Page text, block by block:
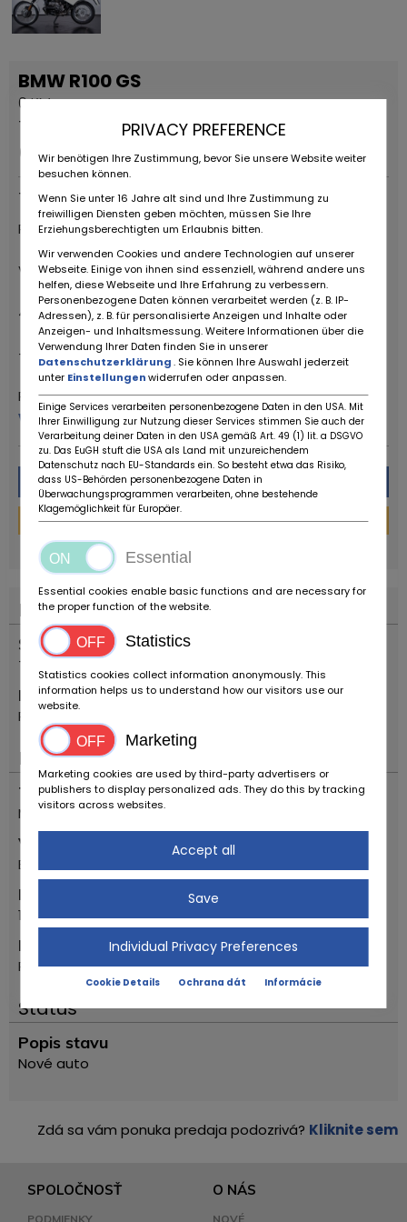
BMW R100 GS
0 KM
Trvalá reklama
Cena na vyžiadanie
Typ poskytovateľa
RUOTE DA SOGNO S.R.L
Via Daniele da Torricella, 29
42122 Reggio Emilia
+39 0522 268511
Ruote da Sogno
viac od tohto predajcu
Správa
Finančná kalkulačka
Poloha
Štát
Taliansko
Poloha
Reggio Emilia
Dôležité
Typ vozidla
Motocykle
Vytvoriť
BMW
Prvý registračný rok
1988
Model
R100 GS
Status
Popis stavu
Nové auto
Zdá sa vám ponuka predaja podozrivá? Kliknite sem
SPOLOČNOSŤ
PODMIENKY
O NÁS
NOVÉ
PRIVACY PREFERENCE
Wir benötigen Ihre Zustimmung, bevor Sie unsere Website weiter
besuchen können.
Wenn Sie unter 16 Jahre alt sind und Ihre Zustimmung zu
freiwilligen Diensten geben möchten, müssen Sie Ihre
Erziehungsberechtigten um Erlaubnis bitten.
Wir verwenden Cookies und andere Technologien auf unserer
Webseite. Einige von ihnen sind essenziell, während andere uns
helfen, diese Webseite und Ihre Erfahrung zu verbessern.
Personenbezogene Daten können verarbeitet werden (z. B. IP-
Adressen), z. B. für personalisierte Anzeigen und Inhalte oder
Anzeigen- und Inhaltsmessung. Weitere Informationen über die
Verwendung Ihrer Daten finden Sie in unserer
Datenschutzerklärung. Sie können Ihre Auswahl jederzeit
unter Einstellungenwiderrufen oder anpassen.
Einige Services verarbeiten personenbezogene Daten in den USA. Mit
Ihrer Einwilligung zur Nutzung dieser Services stimmen Sie auch der
Verarbeitung deiner Daten in den USA gemäß Art. 49 (1) lit. a DSGVO
zu. Das EuGH stuft die USA als Land mit unzureichendem
Datenschutz nach EU-Standards ein. So besteht etwa das Risiko,
dass US-Behörden personenbezogene Daten in
Überwachungsprogrammen verarbeiten, ohne bestehende
Klagemöglichkeit für Europäer.
Essential
Essential cookies enable basic functions and are necessary for
the proper function of the website.
Statistics
Statistics cookies collect information anonymously. This
information helps us to understand how our visitors use our
website.
Marketing
Marketing cookies are used by third-party advertisers or
publishers to display personalized ads. They do this by tracking
visitors across websites.
Accept all
Save
Individual Privacy Preferences
Cookie Details Ochrana dát Informácie